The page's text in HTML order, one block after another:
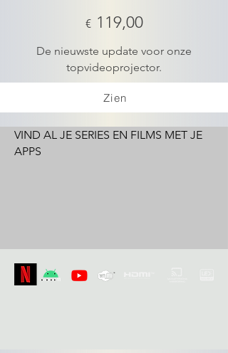
€ 119,00
De nieuwste update voor onze
topvideoprojector.
Zien
VIND AL JE SERIES EN FILMS MET JE
APPS